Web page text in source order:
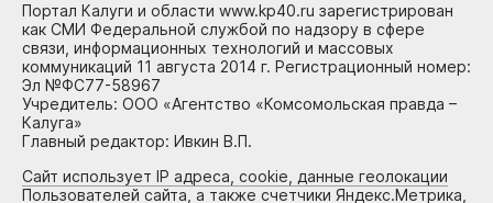
Портал Калуги и области www.kp40.ru зарегистрирован
как СМИ Федеральной службой по надзору в сфере
связи, информационных технологий и массовых
коммуникаций 11 августа 2014 г. Регистрационный номер:
Эл №ФС77-58967
Учредитель: ООО «Агентство «Комсомольская правда –
Калуга»
Главный редактор: Ивкин В.П.
Сайт использует IP адреса, cookie, данные геолокации
Пользователей сайта, а также счетчики Яндекс.Метрика,